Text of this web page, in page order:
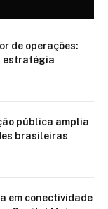
de operações:
estratégia
pública amplia
brasileiras
em conectividade